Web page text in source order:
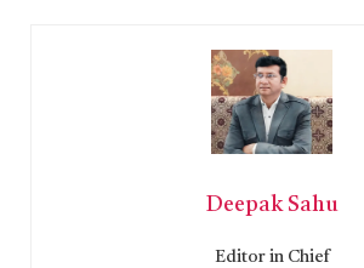
Deepak Sahu
Editor in Chief